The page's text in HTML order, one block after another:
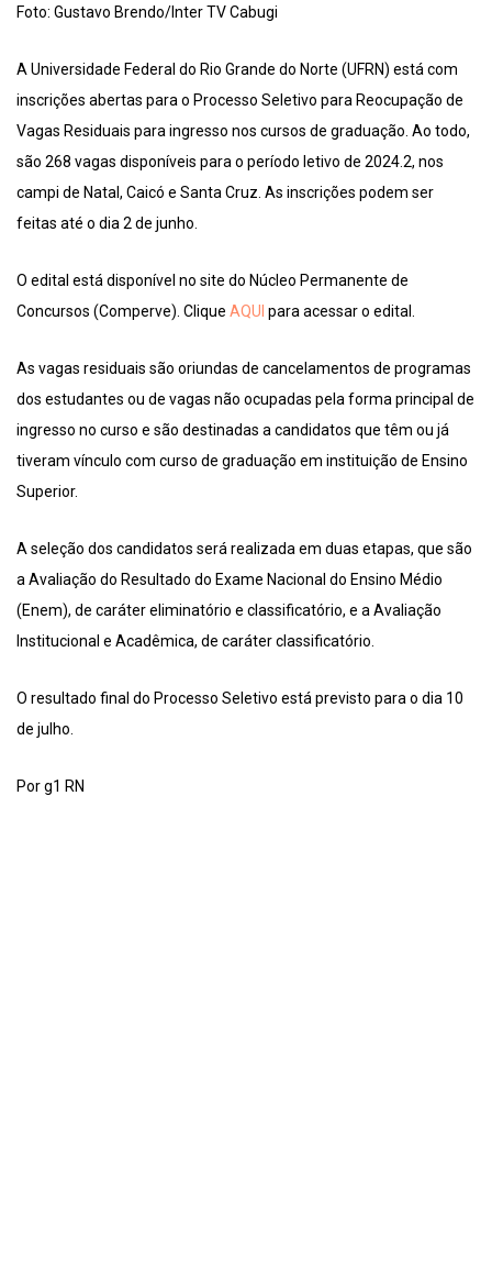
Foto: Gustavo Brendo/Inter TV Cabugi
A Universidade Federal do Rio Grande do Norte (UFRN) está com
inscrições abertas para o Processo Seletivo para Reocupação de
Vagas Residuais para ingresso nos cursos de graduação. Ao todo,
são 268 vagas disponíveis para o período letivo de 2024.2, nos
campi de Natal, Caicó e Santa Cruz. As inscrições podem ser
feitas até o dia 2 de junho.
O edital está disponível no site do Núcleo Permanente de
Concursos (Comperve). Clique AQUI para acessar o edital.
As vagas residuais são oriundas de cancelamentos de programas
dos estudantes ou de vagas não ocupadas pela forma principal de
ingresso no curso e são destinadas a candidatos que têm ou já
tiveram vínculo com curso de graduação em instituição de Ensino
Superior.
A seleção dos candidatos será realizada em duas etapas, que são
a Avaliação do Resultado do Exame Nacional do Ensino Médio
(Enem), de caráter eliminatório e classificatório, e a Avaliação
Institucional e Acadêmica, de caráter classificatório.
O resultado final do Processo Seletivo está previsto para o dia 10
de julho.
Por g1 RN